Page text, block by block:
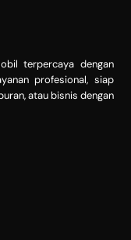
terpercaya dengan
profesional, siap
atau bisnis dengan